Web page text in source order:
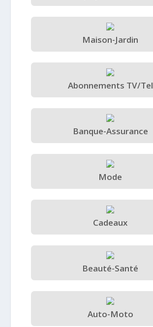
Maison-Jardin
Abonnements TV/Tel
Banque-Assurance
Mode
Cadeaux
Beauté-Santé
Auto-Moto